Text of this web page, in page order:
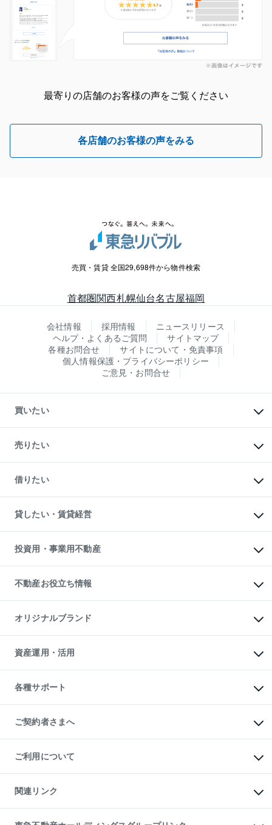
最寄りの店舗のお客様の声をご覧ください
各店舗のお客様の声をみる
売買・賃貸 全国29,698件から物件検索
首都圏関西札幌仙台名古屋福岡
会社情報 採用情報
ニュースリリース
ヘルプ・よくあるご質問
サイトマップ
各種お問合せ
サイトについて・免責事項
個人情報保護・プライバシーポリシー
ご意見・お問合せ
買いたい
新築・分譲マンションの購入
中古マンションの購入
一戸建ての購入
中古一戸建ての購入
不動産購入の流れ
注目キーワード物件特集
購入ガイド
English 繁体中文簡体中文
売りたい
一戸建ての売却・査定
土地の売却・査定
スピードAI査定
不動産査定について
不動産売却の流れ
不動産買換えの流れ
売却ガイド
借りたい
オフィス・店舗の賃貸
借りるときの流れ
借りるガイド
貸したい・賃貸経営
マンション賃料データ
賃貸管理プラン
リロケーションについて
貸すガイド
投資用・事業用不動産
事業用不動産
マンション投資
投資用マンション
アパート経営
収益物件
ビル購入（ビル一棟）
投資用不動産の売却査定
事業用不動産の売却査定
不動産お役立ち情報
マンションライブラリー
人気マンションランキング
暮らしに役立つ不動産メディア
不動産相場・不動産価格情報
不動産コラム・ニュース
不動産用語集
不動産なんでもネット相談室
住まいの税金
オリジナルブランド
一棟リノベーションマンション
L`GENTE（ルジェンテ）
区分リノベーションマンション
投資用一棟レジデンスWELL
不動産小口投資
LEGACIA（レガシア）
資産運用・活用
不動産M&A
アセットマネジメント・出資
各種サポート
相続サポート
リフォームサポート
ご契約者さまへ
ご紹介・再契約特典
入居者様専用-各種ご案内（賃貸）
東急こすもす会「こすもすWeb」
ご利用について
金融商品取引について
東急リバブル ソーシャルメディアポリシー
ご意見・お問い合わせ（金融商品取引専用の相談・お問い合わせ窓口）
関連リンク
これからご結婚される方に東急百貨店のブライダルクラブ